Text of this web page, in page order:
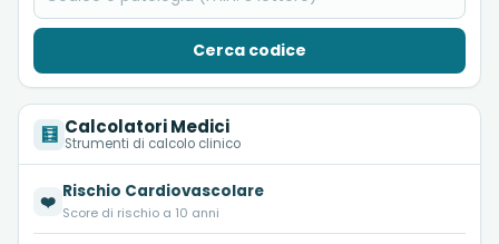
Cerca codice
🧮 Calcolatori Medici
Strumenti di calcolo clinico
❤️ Rischio Cardiovascolare
Score di rischio a 10 anni